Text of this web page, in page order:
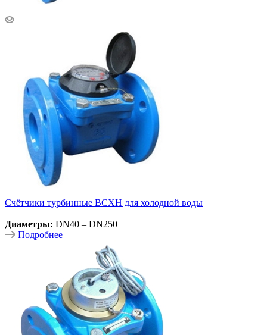
Счётчики турбинные ВСХН для холодной воды
Диаметры: DN40 – DN250
Подробнее